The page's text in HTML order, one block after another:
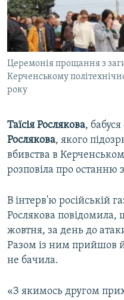
СВІДЧЕННЯ ОКУПАЦІЇ
УКРАЇНСЬКА ПРОБЛЕМА
ІНФОГРАФІКА
Qırımtatar
ДОЛУЧАЙСЯ!
Церемонія прощання з
Керченському
року
Таїсія Рослякова,
Рослякова, якого
вбивства в
розповіла про останню
В інтерв'ю російській
Рослякова повідомила,
жовтня, за день до
Разом із ним прийшов
не бачила.
«З якимось другом